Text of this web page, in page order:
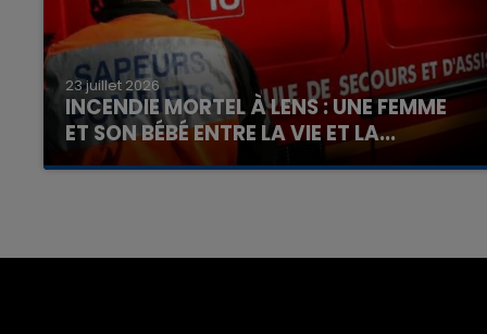
23 juillet 2026
INCENDIE MORTEL À LENS : UNE FEMME
ET SON BÉBÉ ENTRE LA VIE ET LA...
Un homme s'est immolé par le feu après avoir